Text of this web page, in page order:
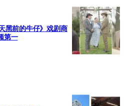
黑前的牛仔》戏剧商
第一